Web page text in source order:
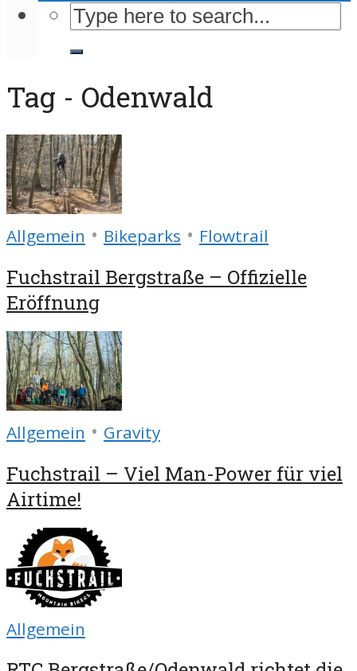
Tag - Odenwald
Allgemein • Bikeparks • Flowtrail
Fuchstrail Bergstraße – Offizielle
Eröffnung
Allgemein • Gravity
Fuchstrail – Viel Man-Power für viel
Airtime!
Allgemein